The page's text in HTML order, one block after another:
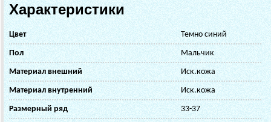
Характеристики
Цвет Темно синий
Пол Мальчик
Материал внешний Иск.кожа
Материал внутренний Иск.кожа
Размерный ряд 33-37